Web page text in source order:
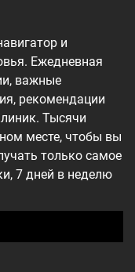
и
Ежедневная
важные
рекомендации
Тысячи
месте, чтобы вы
только самое
7 дней в неделю